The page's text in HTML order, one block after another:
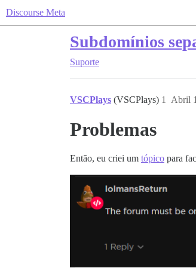
Discourse Meta
Subdomínios
Suporte
VSCPlays (VSCPlays) Abril
1
Problemas
Então, eu criei um tópico para